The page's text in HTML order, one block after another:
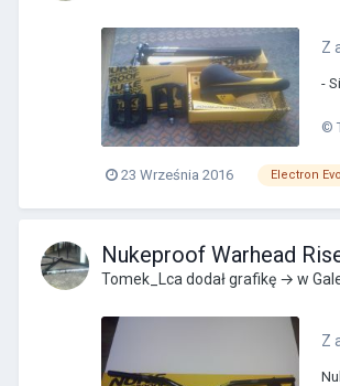
Z
-
©
23 Września 2016 Electron Evo
Nukeproof Warhead
Tomek_Lca dodał grafikę → w
Z